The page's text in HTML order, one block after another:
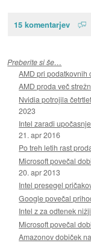
15 komentarjev
Preberite si še…
AMD pri podatkovnih
AMD proda več
Nvidia potrojila
2023
Intel zaradi
21. apr 2016
Po treh letih rast
Microsoft povečal
20. apr 2013
Intel presegel
Google povečal
Intel z za odtenek
Microsoft povečal
Amazonov dobiček